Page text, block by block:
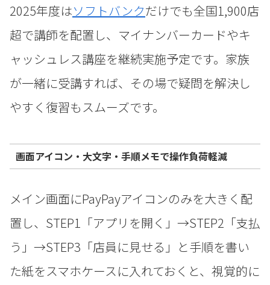
2025年度はソフトバンクだけでも全国1,900店
超で講師を配置し、マイナンバーカードやキ
ャッシュレス講座を継続実施予定です。家族
が一緒に受講すれば、その場で疑問を解決し
やすく復習もスムーズです。
画面アイコン・大文字・手順メモで操作負荷軽減
メイン画面にPayPayアイコンのみを大きく配
置し、STEP1「アプリを開く」→STEP2「支払
う」→STEP3「店員に見せる」と手順を書い
た紙をスマホケースに入れておくと、視覚的に